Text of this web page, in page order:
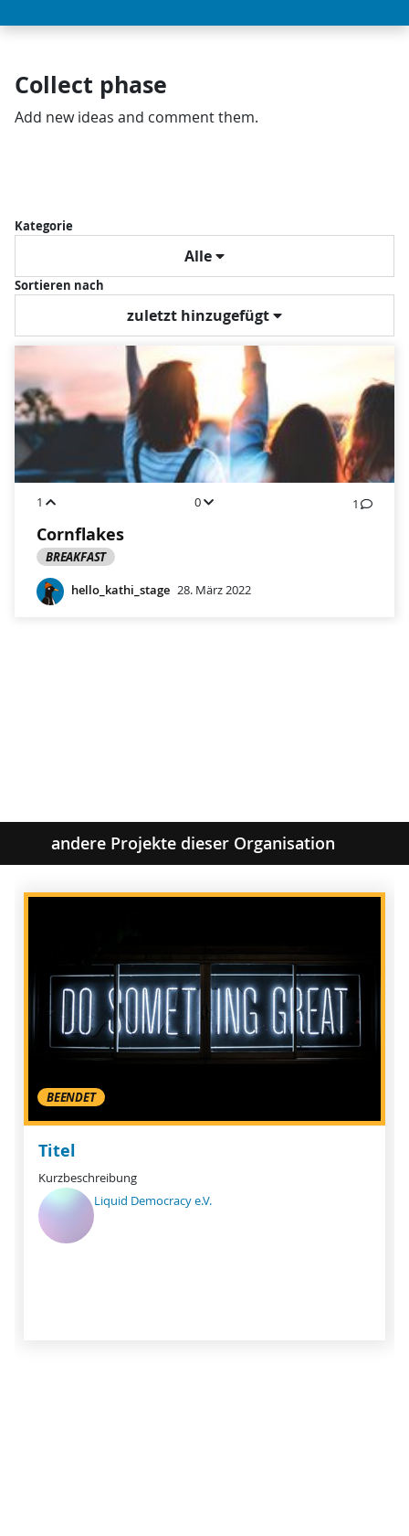
Collect phase
Add new ideas and comment them.
Kategorie
Alle
Sortieren nach
zuletzt hinzugefügt
1 0 1
Cornflakes
BREAKFAST
hello_kathi_stage 28. März 2022
andere Projekte dieser Organisation
BEENDET
Titel
Kurzbeschreibung
Liquid Democracy e.V.